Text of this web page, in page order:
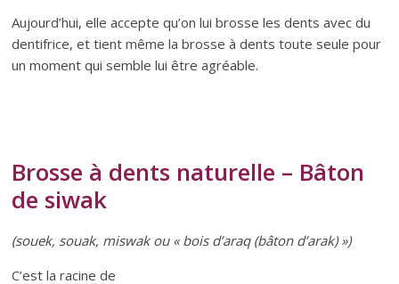
Aujourd’hui, elle accepte qu’on lui brosse les dents avec du
dentifrice, et tient même la brosse à dents toute seule pour
un moment qui semble lui être agréable.
Brosse à dents naturelle – Bâton
de siwak
(souek, souak, miswak ou « bois d’araq (bâton d’arak) »)
C’est la racine de